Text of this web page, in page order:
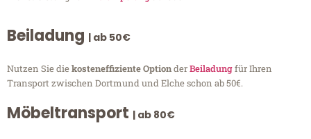
Beiladung | ab 50€
Nutzen Sie diekosteneffiziente OptionderBeiladungfür Ihren
Transport zwischen Dortmund und Elche schon ab 50€.
Möbeltransport | ab 80€